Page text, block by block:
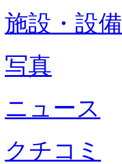
施設・設備
写真
ニュース
クチコミ